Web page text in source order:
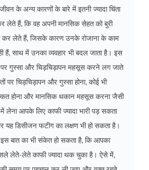
के अन्य कारणों के बारे में इतनी ज्यादा चिंता
लेते हैं, कि वह अपनी मानसिक सेहत को बुरी
कर लेते हैं, जिसके कारण उनके रोजाना के काम
हैं, साथ में उनका व्यवहार भी बदल जाता है। इस
पर गुस्सा और चिड़चिड़ापन महसूस करने लग जाते
पर चिड़चिड़ापन और गुस्सा होना, कोई भी
होना और मानसिक थकान महसूस करना जैसी
में लेना आपके लिए काफी ज्यादा भारी पड़ सकता
यह डिसीजन फटीग का लक्षण भी हो सकता है।
बात का भी संकेत हो सकता है, कि आपका
लेते-लेते काफी ज्यादा थक चुका है। ऐसे में,